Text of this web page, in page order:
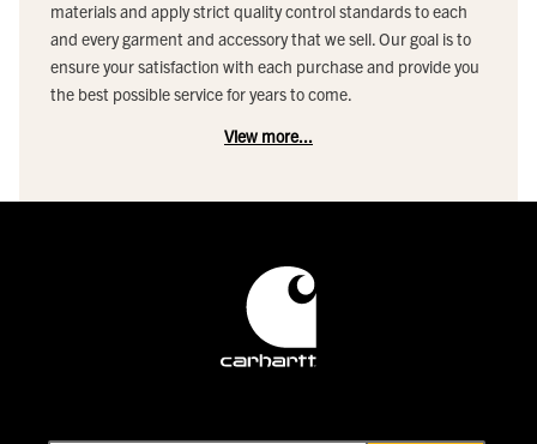
materials and apply strict quality control standards to each
and every garment and accessory that we sell. Our goal is to
ensure your satisfaction with each purchase and provide you
the best possible service for years to come.
View more...